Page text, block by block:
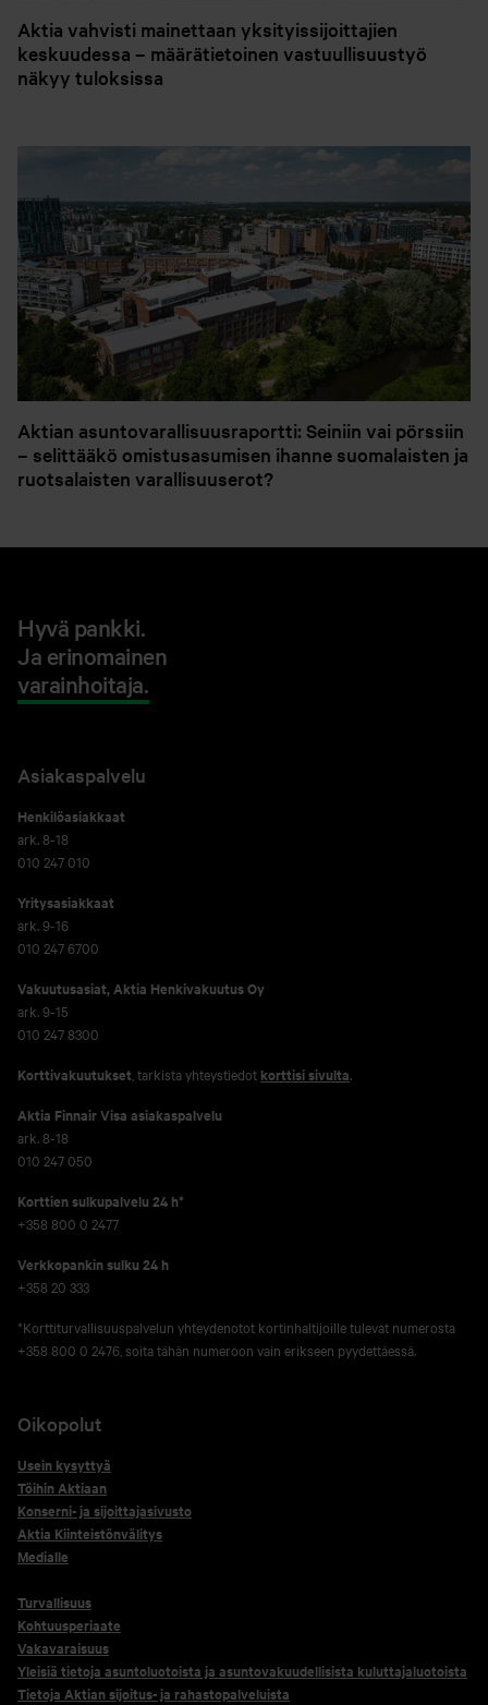
Aktia vahvisti mainettaan yksityissijoittajien
keskuudessa – määrätietoinen vastuullisuustyö
näkyy tuloksissa
Aktian asuntovarallisuusraportti: Seiniin vai pörssiin
– selittääkö omistusasumisen ihanne suomalaisten ja
ruotsalaisten varallisuuserot?
Hyvä pankki.
Ja erinomainen
varainhoitaja.
Asiakaspalvelu
Henkilöasiakkaat
ark. 8-18
010 247 010
Yritysasiakkaat
ark. 9-16
010 247 6700
Vakuutusasiat, Aktia Henkivakuutus Oy
ark. 9-15
010 247 8300
Korttivakuutukset , tarkista yhteystiedot korttisi sivulta.
Aktia Finnair Visa asiakaspalvelu
ark. 8-18
010 247 050
Korttien sulkupalvelu 24 h*
+358 800 0 2477
Verkko­pankin sulku 24 h
+358 20 333
*Korttiturvallisuuspalvelun yhteydenotot kortinhaltijoille tulevat numerosta
+358 800 0 2476, soita tähän numeroon vain erikseen pyydettäessä.
Oikopolut
Usein kysyttyä
Töihin Aktiaan
Konserni- ja sijoittajasivusto
Aktia Kiinteistönvälitys
Medialle
Turvallisuus
Kohtuusperiaate
Vakavaraisuus
Yleisiä tietoja asuntoluotoista ja asuntovakuudellisista kuluttajaluotoista
Tietoja Aktian sijoitus- ja rahastopalveluista